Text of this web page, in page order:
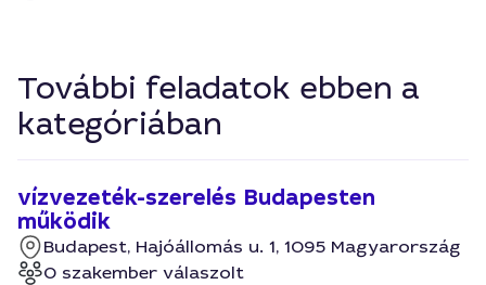
További feladatok ebben a
kategóriában
vízvezeték-szerelés Budapesten
működik
Budapest, Hajóállomás u. 1, 1095 Magyarország
0 szakember válaszolt